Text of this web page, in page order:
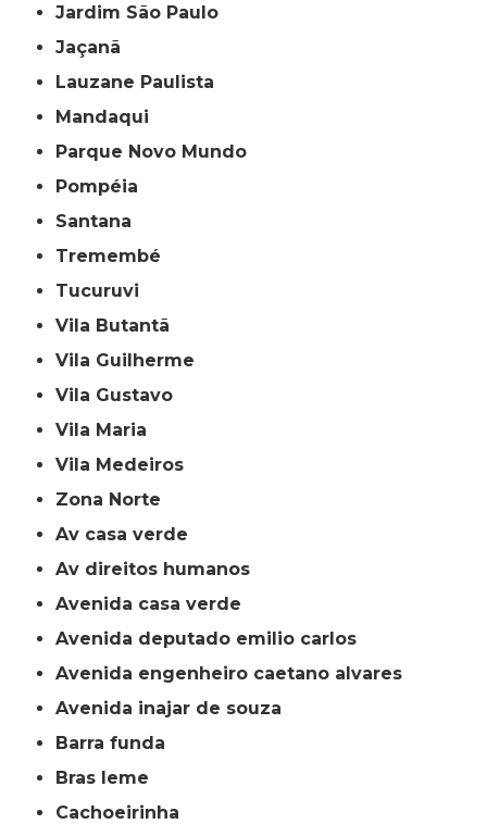
Jardim São Paulo
Jaçanã
Lauzane Paulista
Mandaqui
Parque Novo Mundo
Pompéia
Santana
Tremembé
Tucuruvi
Vila Butantã
Vila Guilherme
Vila Gustavo
Vila Maria
Vila Medeiros
Zona Norte
av casa verde
av direitos humanos
avenida casa verde
avenida deputado emilio carlos
avenida engenheiro caetano alvares
avenida inajar de souza
barra funda
bras leme
cachoeirinha